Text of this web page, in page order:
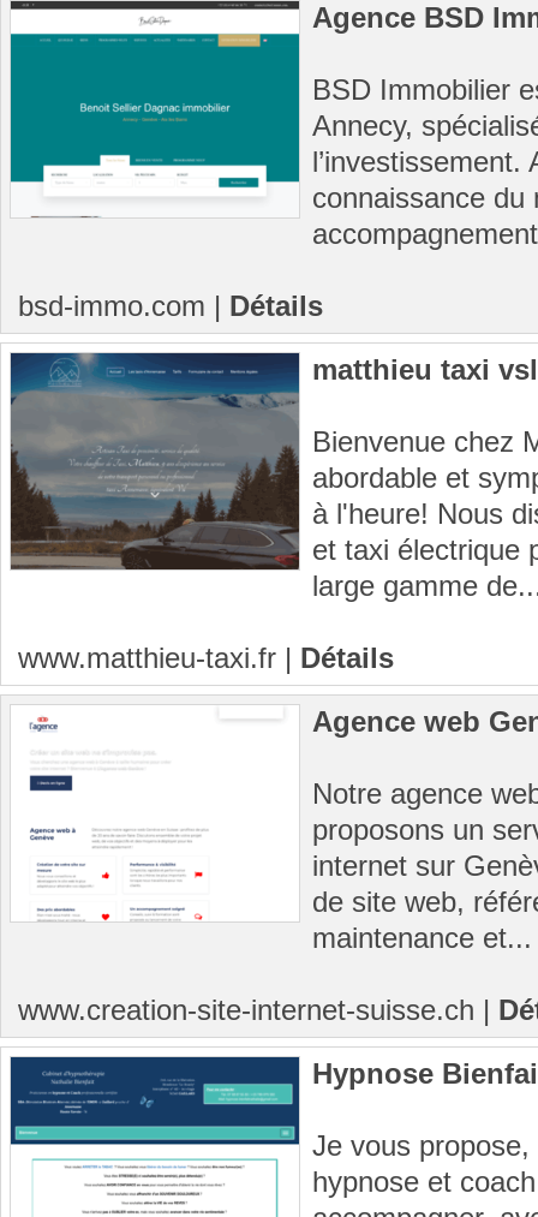
Agence BSD
BSD Immobilier
Annecy,
l’investissement.
connaissance du
bsd-immo.com | Détails
matthieu taxi vsl
Bienvenue chez
abordable et
à l'heure! Nous
et taxi électrique
large gamme
www.matthieu-taxi.fr | Détails
Agence web
Notre agence
proposons un
internet sur
de site web,
maintenance et...
www.creation-site-internet-suisse.ch |
Hypnose
Je vous
hypnose et